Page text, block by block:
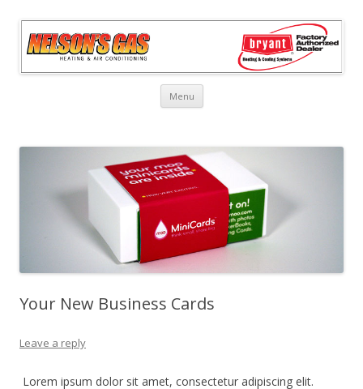
Menu Skip
content
Your New Business Cards
Leave a reply
Lorem ipsum dolor sit amet, consectetur adipiscing elit.